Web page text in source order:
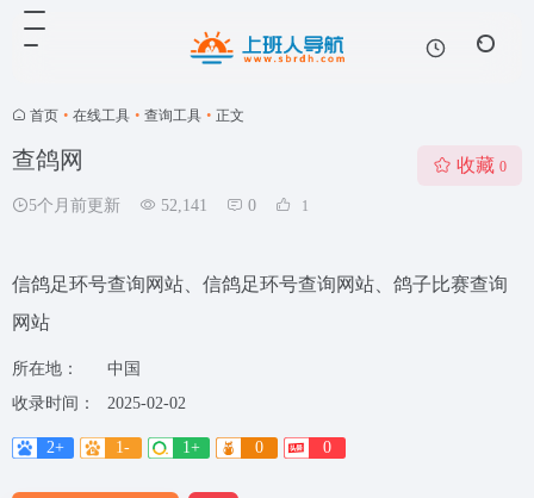
首页 • 在线工具 • 查询工具 • 正文
查鸽网
5个月前更新 52,141 0 1
收藏 0
信鸽足环号查询网站、信鸽足环号查询网站、鸽子比赛查询
网站
所在地：
中国
收录时间：
2025-02-02
2+ 1- 1+ 0 0